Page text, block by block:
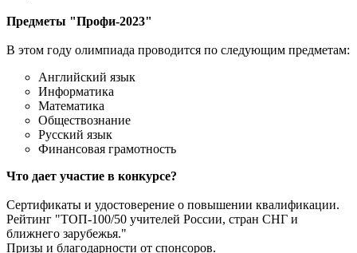
Предметы "Профи-2023"
В этом году олимпиада проводится по следующим предметам:
Английский язык
Информатика
Математика
Обществознание
Русский язык
Финансовая грамотность
Что дает участие в конкурсе?
Сертификаты и удостоверение о повышении квалификации.
Рейтинг "ТОП-100/50 учителей России, стран СНГ и
ближнего зарубежья."
Призы и благодарности от спонсоров.